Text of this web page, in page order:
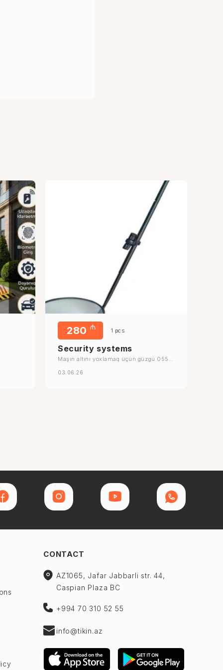
280 ₼ 1 pcs
Security systems
Maşın altını yoxlamaq üçün güzgü 055
03.06.26
CONTACT
AZ1065, Jafar Jabbarli str. 44,
Caspian Plaza BC
+994 70 310 52 55
info@tikin.az